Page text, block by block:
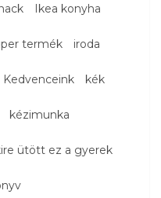
Ikea konyha
termék iroda
Kedvenceink kék
kézimunka
ütött ez a gyerek